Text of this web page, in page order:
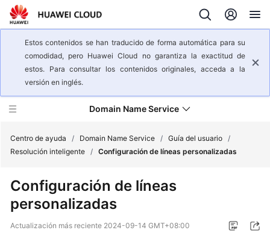
Estos contenidos se han traducido de forma automática para su
comodidad, pero Huawei Cloud no garantiza la exactitud de
estos. Para consultar los contenidos originales, acceda a la
versión en inglés.
Domain Name Service
general
del
Centro de ayuda / Domain Name Service / Guía del usuario /
Resolución inteligente / Configuración de líneas personalizadas
Configuración de líneas
personalizadas
Actualización más reciente 2024-09-14 GMT+08:00